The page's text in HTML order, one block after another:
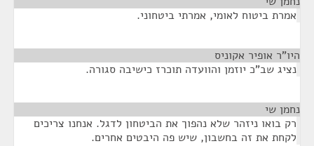
אמרת ביטוח לאומי, אמרתי ביטחוני.
היו"ר אופיר אקוניס
נציג שב"כ יוזמן והוועדה תוכרז כישיבה סגורה.
נחמן שי
רק בואו ניזהר שלא נהפוך את הביטחון לדגל. אנחנו צריכים
לקחת את זה בחשבון, שיש פה היבטים אחרים.